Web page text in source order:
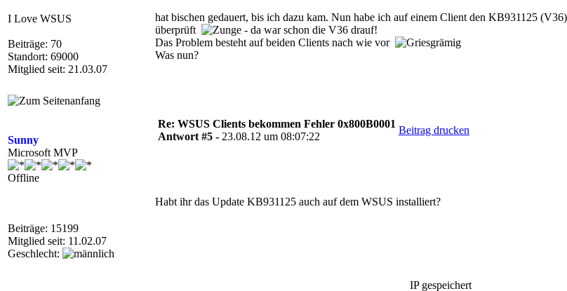
I Love WSUS
Beiträge: 70
Standort: 69000
Mitglied seit: 21.03.07
hat bischen gedauert, bis ich dazu kam. Nun habe ich auf einem Client den KB931125
überprüft
- da war schon die V36 drauf!
Das Problem besteht auf beiden Clients nach wie vor
Was nun?
Sunny
Microsoft MVP
Offline
Beiträge: 15199
Mitglied seit: 11.02.07
Geschlecht:
Re: WSUS Clients bekommen Fehler 0x800B0001
Antwort #5 - 23.08.12 um 08:07:22
Beitrag drucken
Habt ihr das Update KB931125 auch auf dem WSUS installiert?
IP gespeichert